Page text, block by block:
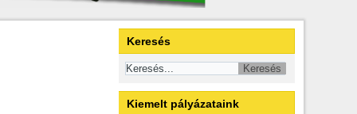
Keresés
Kiemelt pályázataink